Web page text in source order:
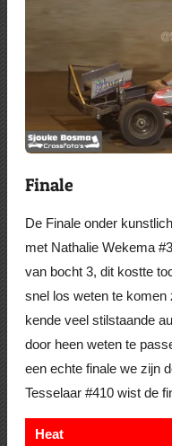
Finale
De Finale onder
met Nathalie Wekema
van bocht 3, dit kostte
snel los weten te komen
kende veel stilstaande
door heen weten te
een echte finale we zijn
Tesselaar #410 wist de
Heat